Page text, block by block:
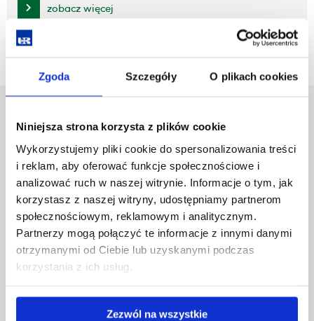
Zgoda Szczegóły O plikach cookies
Niniejsza strona korzysta z plików cookie
Wykorzystujemy pliki cookie do spersonalizowania treści
i reklam, aby oferować funkcje społecznościowe i
analizować ruch w naszej witrynie. Informacje o tym, jak
korzystasz z naszej witryny, udostępniamy partnerom
społecznościowym, reklamowym i analitycznym.
Partnerzy mogą połączyć te informacje z innymi danymi
otrzymanymi od Ciebie lub uzyskanymi podczas
korzystania z ich usług.
Zezwól na wszystkie
treści
zobacz więcej
Al. Tadeusza Rejtana 16C
35-959 Rzeszów
Pomiń
nawigację
przejdź
do
treści
Polityka prywatności
Mapa serwisu
Biblioteka
Wydawnictwo
Covid info
Studia podyplomowe
Zamówienia publiczne